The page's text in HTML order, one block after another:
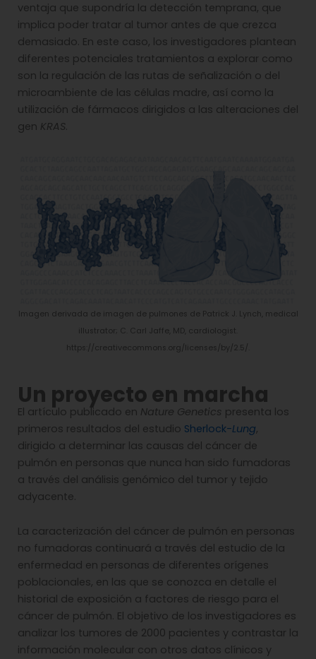
ventaja que supondría la detección temprana, que
implica poder tratar al tumor antes de que crezca
demasiado. En este caso, los investigadores plantean
diferentes potenciales tratamientos a explorar como
son la regulación de las rutas de señalización o del
microambiente de las células madre, así como la
utilización de fármacos dirigidos a las alteraciones del
gen KRAS.
Imagen derivada de imagen de pulmones de Patrick J. Lynch, medical
illustrator; C. Carl Jaffe, MD, cardiologist.
https://creativecommons.org/licenses/by/2.5/.
Un proyecto en marcha
El artículo publicado en Nature Genetics presenta los
primeros resultados del estudio Sherlock-Lung,
dirigido a determinar las causas del cáncer de
pulmón en personas que nunca han sido fumadoras
a través del análisis genómico del tumor y tejido
adyacente.
La caracterización del cáncer de pulmón en personas
no fumadoras continuará a través del estudio de la
enfermedad en personas de diferentes orígenes
poblacionales, en las que se conozca en detalle el
historial de exposición a factores de riesgo para el
cáncer de pulmón. El objetivo de los investigadores es
analizar los tumores de 2000 pacientes y contrastar la
información molecular con otros datos clínicos y